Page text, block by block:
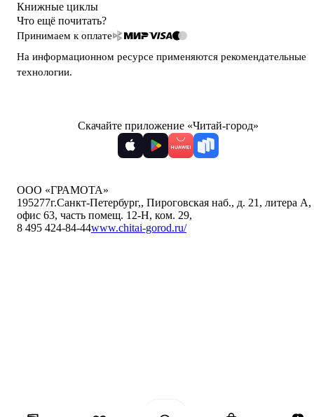
Книжные циклы
Что ещё почитать?
Принимаем к оплате
На информационном ресурсе применяются рекомендательные
технологии.
Скачайте приложение «Читай-город»
ООО «ГРАМОТА»
195277г.Санкт-Петербург,, Пироговская наб., д. 21, литера А,
офис 63, часть помещ. 12-Н, ком. 29,
8 495 424-84-44www.chitai-gorod.ru/